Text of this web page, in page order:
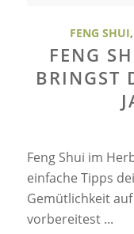
FENG SHUI,
FENG
BRINGST
Feng Shui im
einfache Tipps
Gemütlichkeit
vorbereitest ...